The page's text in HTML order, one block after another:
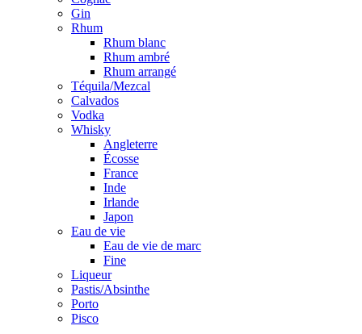
Gin
Rhum
Rhum blanc
Rhum ambré
Rhum arrangé
Téquila/Mezcal
Calvados
Vodka
Whisky
Angleterre
Écosse
France
Inde
Irlande
Japon
Eau de vie
Eau de vie de marc
Fine
Liqueur
Pastis/Absinthe
Porto
Pisco